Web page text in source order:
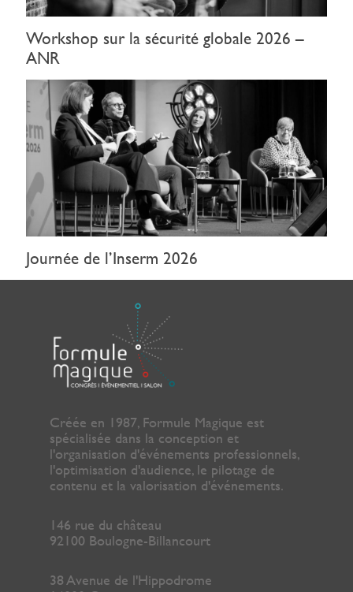
Workshop sur la sécurité globale 2026 –
ANR
Journée de l’Inserm 2026
Créée en 1987, Formule Magique est
spécialisée dans la conception et
l'organisation d'événements professionnels,
l'optimisation d'audience, le pilotage de
contenu et la valorisation d'événements.
146 rue du château
92100 Boulogne-Billancourt
38 Avenue de l'Hippodrome